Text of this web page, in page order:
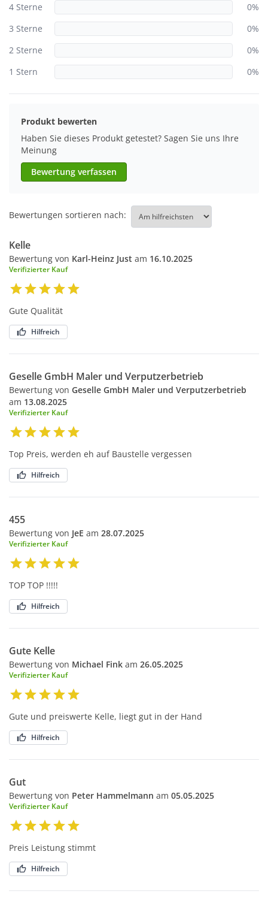
4 Sterne
0%
3 Sterne
0%
2 Sterne
0%
1 Stern
0%
Produkt bewerten
Haben Sie dieses Produkt getestet? Sagen Sie uns Ihre
Meinung
Bewertung verfassen
Bewertungen sortieren nach:
Kelle
Bewertung von Karl-Heinz Just am 16.10.2025
Verifizierter Kauf
Gute Qualität
Hilfreich
Geselle GmbH Maler und Verputzerbetrieb
Bewertung von Geselle GmbH Maler und Verputzerbetrieb
am 13.08.2025
Verifizierter Kauf
Top Preis, werden eh auf Baustelle vergessen
Hilfreich
455
Bewertung von JeE am 28.07.2025
Verifizierter Kauf
TOP TOP !!!!!
Hilfreich
Gute Kelle
Bewertung von Michael Fink am 26.05.2025
Verifizierter Kauf
Gute und preiswerte Kelle, liegt gut in der Hand
Hilfreich
Gut
Bewertung von Peter Hammelmann am 05.05.2025
Verifizierter Kauf
Preis Leistung stimmt
Hilfreich